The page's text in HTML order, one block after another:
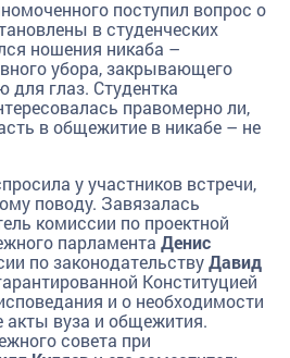
поступил вопрос о
в студенческих
ношения никаба –
убора, закрывающего
для глаз. Студентка
правомерно ли,
в общежитие в никабе – не
у участников встречи,
поводу. Завязалась
комиссии по проектной
парламентаДенис
по законодательствуДавид
Конституцией
и о необходимости
акты вуза и общежития.
совета при